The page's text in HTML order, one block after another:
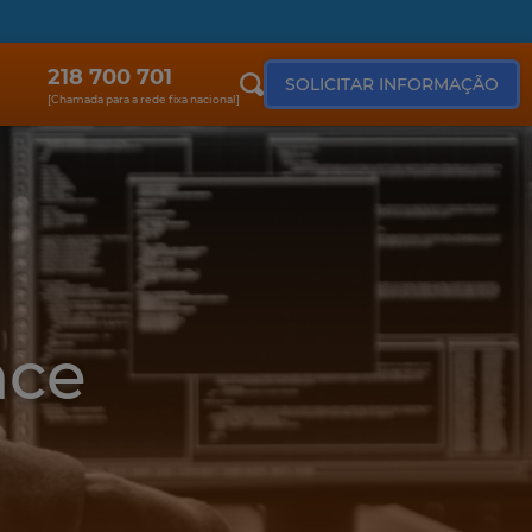
218 700 701
[Chamada para a rede fixa nacional]
SOLICITAR INFORMAÇÃO